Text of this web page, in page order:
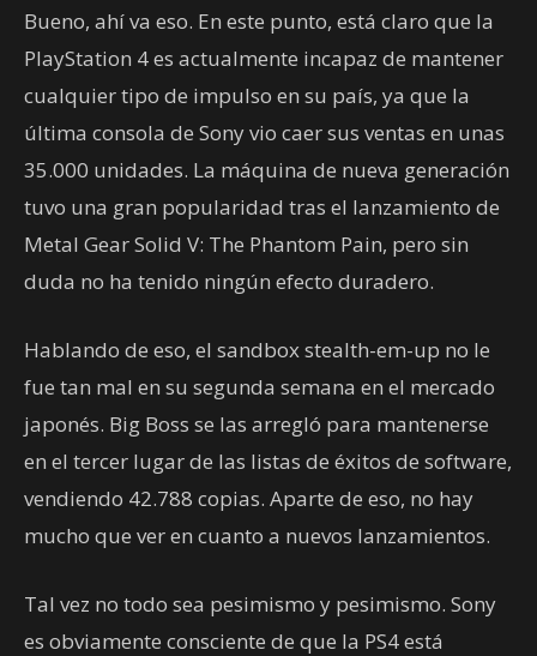
Bueno, ahí va eso. En este punto, está claro que la
PlayStation 4 es actualmente incapaz de mantener
cualquier tipo de impulso en su país, ya que la
última consola de Sony vio caer sus ventas en unas
35.000 unidades. La máquina de nueva generación
tuvo una gran popularidad tras el lanzamiento de
Metal Gear Solid V: The Phantom Pain, pero sin
duda no ha tenido ningún efecto duradero.
Hablando de eso, el sandbox stealth-em-up no le
fue tan mal en su segunda semana en el mercado
japonés. Big Boss se las arregló para mantenerse
en el tercer lugar de las listas de éxitos de software,
vendiendo 42.788 copias. Aparte de eso, no hay
mucho que ver en cuanto a nuevos lanzamientos.
Tal vez no todo sea pesimismo y pesimismo. Sony
es obviamente consciente de que la PS4 está